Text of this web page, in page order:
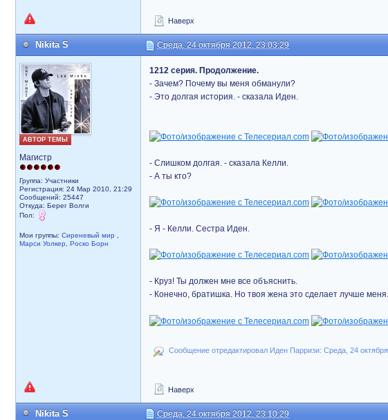
Наверх
Nikita S Среда, 24 октября 2012, 23:03:29
АВТОР ТЕМЫ
Магистр
Группа: Участники
Регистрация: 24 Мар 2010, 21:29
Сообщений: 25447
Откуда: Берег Волги
Пол:
Мои группы: Сиреневый мир ,
Марси Уолкер, Роско Борн
1212 серия. Продолжение.
- Зачем? Почему вы меня обманули?
- Это долгая история. - сказала Иден.
- Слишком долгая. - сказала Келли.
- А ты кто?
- Я - Келли. Сестра Иден.
- Круз! Ты должен мне все объяснить.
- Конечно, братишка. Но твоя жена это сделает лучше
Сообщение отредактировал Иден Парризи: Среда, 24
Наверх
Nikita S Среда, 24 октября 2012, 23:10:29